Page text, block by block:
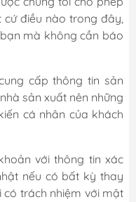
điều nào trong đây,
mà không cần báo
cấp thông tin sản
sản xuất nên những
cá nhân của khách
với thông tin xác
nếu có bất kỳ thay
trách nhiệm với mật